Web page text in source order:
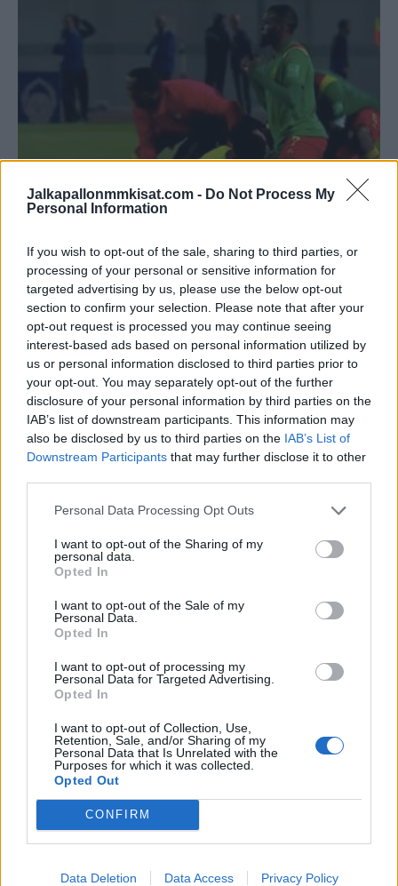
Jalkapallonmmkisat.com - Do Not Process My
Personal Information
If you wish to opt-out of the sale, sharing to third parties, or
processing of your personal or sensitive information for
targeted advertising by us, please use the below opt-out
section to confirm your selection. Please note that after your
opt-out request is processed you may continue seeing
interest-based ads based on personal information utilized by
us or personal information disclosed to third parties prior to
your opt-out. You may separately opt-out of the further
disclosure of your personal information by third parties on the
IAB’s list of downstream participants. This information may
also be disclosed by us to third parties on the IAB’s List of
Downstream Participants that may further disclose it to other
Personal Data Processing Opt Outs
I want to opt-out of the Sharing of my
personal data.
Opted In
I want to opt-out of the Sale of my
Personal Data.
Opted In
I want to opt-out of processing my
Personal Data for Targeted Advertising.
Opted In
I want to opt-out of Collection, Use,
Retention, Sale, and/or Sharing of my
Personal Data that Is Unrelated with the
Purposes for which it was collected.
Opted Out
CONFIRM
Data Deletion Data Access Privacy Policy
Kamerunin valmentaja ei osannut lausua
14.11.2022 14:49